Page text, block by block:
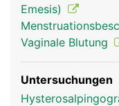
Emesis)
Vaginale Blutung
Untersuchungen